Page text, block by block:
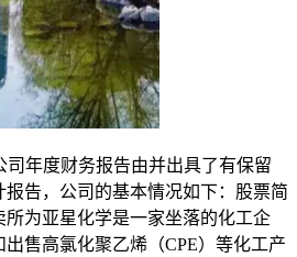
年度财务报告由并出具了有保留
告，公司的基本情况如下：股票简
为亚星化学是一家坐落的化工企
售高氯化聚乙烯（CPE）等化工产